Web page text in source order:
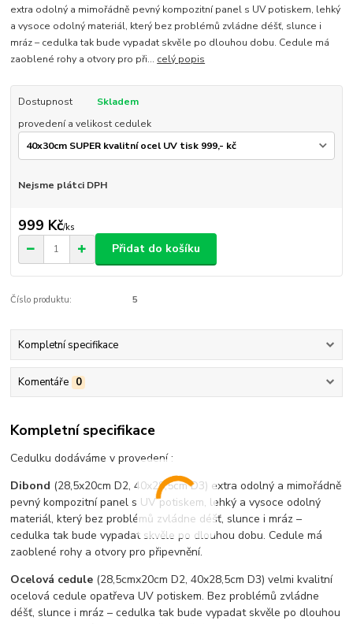
extra odolný a mimořádně pevný kompozitní panel s UV potiskem, lehký
a vysoce odolný materiál, který bez problémů zvládne déšť, slunce i
mráz – cedulka tak bude vypadat skvěle po dlouhou dobu. Cedule má
zaoblené rohy a otvory pro při... celý popis
Dostupnost
Skladem
provedení a velikost cedulek
Nejsme plátci DPH
999 Kč/ks
Přidat do košíku
Číslo produktu: 5
Kompletní specifikace
Komentáře 0
Kompletní specifikace
Cedulku dodáváme v provedení :
Dibond (28,5x20cm D2, 40x28,5cm D3) extra odolný a mimořádně
pevný kompozitní panel s UV potiskem, lehký a vysoce odolný
materiál, který bez problémů zvládne déšť, slunce i mráz –
cedulka tak bude vypadat skvěle po dlouhou dobu. Cedule má
zaoblené rohy a otvory pro připevnění.
Ocelová cedule (28,5cmx20cm D2, 40x28,5cm D3) velmi kvalitní
ocelová cedule opatřeva UV potiskem. Bez problémů zvládne
déšť, slunce i mráz – cedulka tak bude vypadat skvěle po dlouhou